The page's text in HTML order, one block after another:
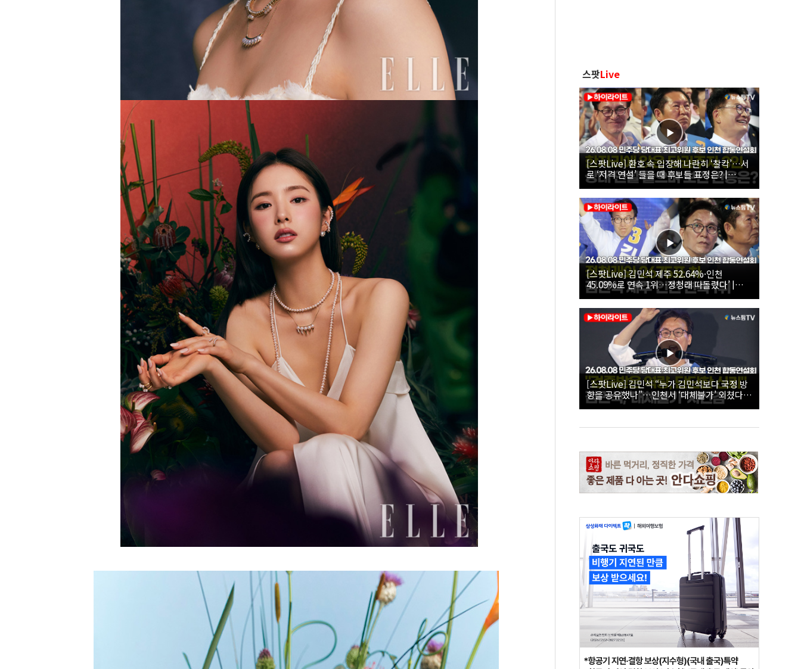
스팟Live
[스팟Live] 환호 속 입장해 나란히 ‘찰칵’…서
로 ‘저격 연설’ 들을 때 후보들 표정은? |
26.08.08 더불어민주당 당대표·최고위원 후
보 인천 합동연설회
[스팟Live] 김민석 제주 52.64%·인천
45.09%로 연속 1위…정청래 따돌렸다’ |
26.08.08 더불어민주당 당대표·최고위원 후
보 인천 합동연설회
[스팟Live] 김민석 “누가 김민석보다 국정 방
향을 공유했나”…인천서 ‘대체불가’ 외쳤다 |
26.08.08 더불어민주당 당대표·최고위원 후